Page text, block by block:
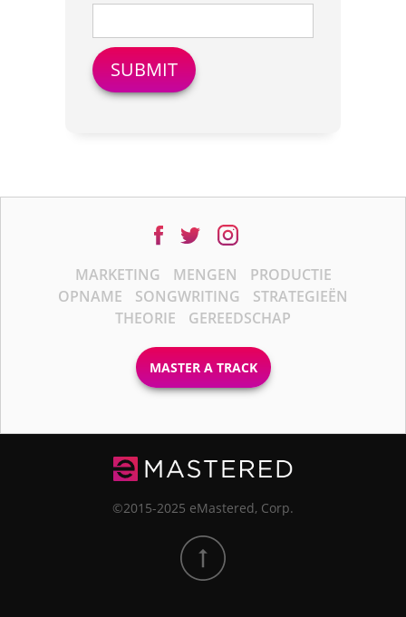
MARKETING MENGEN
PRODUCTIE
OPNAME
SONGWRITING
STRATEGIEËN
THEORIE
GEREEDSCHAP
MASTER A TRACK
©2015-2025 eMastered, Corp.